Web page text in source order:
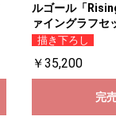
ルゴール「
ァイングラフセ
描き下ろし
￥35,200
完